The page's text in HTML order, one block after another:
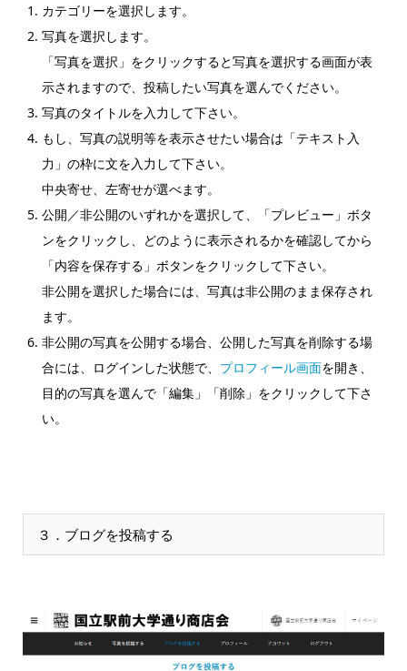
カテゴリーを選択します。
写真を選択します。
「写真を選択」をクリックすると写真を選択する画面が表
示されますので、投稿したい写真を選んでください。
写真のタイトルを入力して下さい。
もし、写真の説明等を表示させたい場合は「テキスト入
力」の枠に文を入力して下さい。
中央寄せ、左寄せが選べます。
公開／非公開のいずれかを選択して、「プレビュー」ボタ
ンをクリックし、どのように表示されるかを確認してから
「内容を保存する」ボタンをクリックして下さい。
非公開を選択した場合には、写真は非公開のまま保存され
ます。
非公開の写真を公開する場合、公開した写真を削除する場
合には、ログインした状態で、 プロフィール画面を開き、
目的の写真を選んで「編集」「削除」をクリックして下さ
い。
３．ブログを投稿する